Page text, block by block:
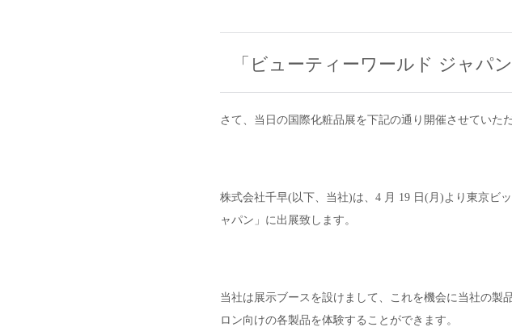
「ビューティーワールド ジャパ
さて、当日の国際化粧品展を下記の通り開催させていた
株式会社千早(以下、当社)は、4 月 19 日(月)より東京ビ
ャパン」に出展致します。
当社は展示ブースを設けまして、これを機会に当社の
ロン向けの各製品を体験することができます。